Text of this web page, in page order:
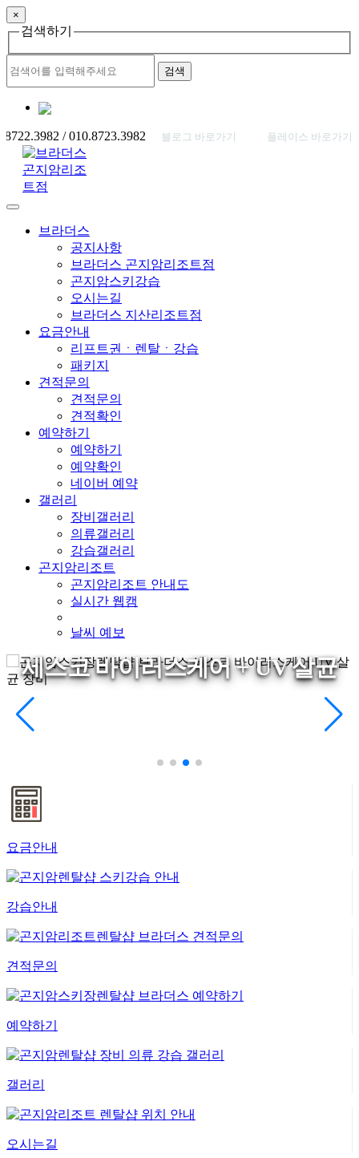
×
검색하기
검색
/ 010.8723.3982 블로그 바로가기 플레이스 바로가기
브라더스
공지사항
브라더스 곤지암리조트점
곤지암스키강습
오시는길
브라더스 지산리조트점
요금안내
리프트권ㆍ렌탈ㆍ강습
패키지
견적문의
견적문의
견적확인
예약하기
예약하기
예약확인
네이버 예약
갤러리
장비갤러리
의류갤러리
강습갤러리
곤지암리조트
곤지암리조트 안내도
실시간 웹캠
날씨 예보
세스코 바이러스케어 + UV 살균
요금안내
강습안내
견적문의
예약하기
갤러리
오시는길